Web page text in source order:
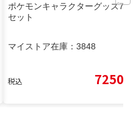
ポケモンキャラクターグッズ7点
セット
マイストア在庫： 3848
税込 7250